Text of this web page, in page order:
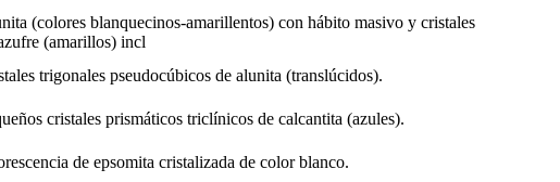
(colores blanquecinos-amarillentos) con hábito masivo y cristales
(amarillos) incl
trigonales pseudocúbicos de alunita (translúcidos).
cristales prismáticos triclínicos de calcantita (azules).
de epsomita cristalizada de color blanco.